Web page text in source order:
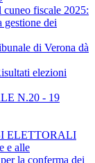
fiscale 2025:
dei
di Verona dà
elezioni
N.20 - 19
ELETTORALI
e alle
la conferma dei